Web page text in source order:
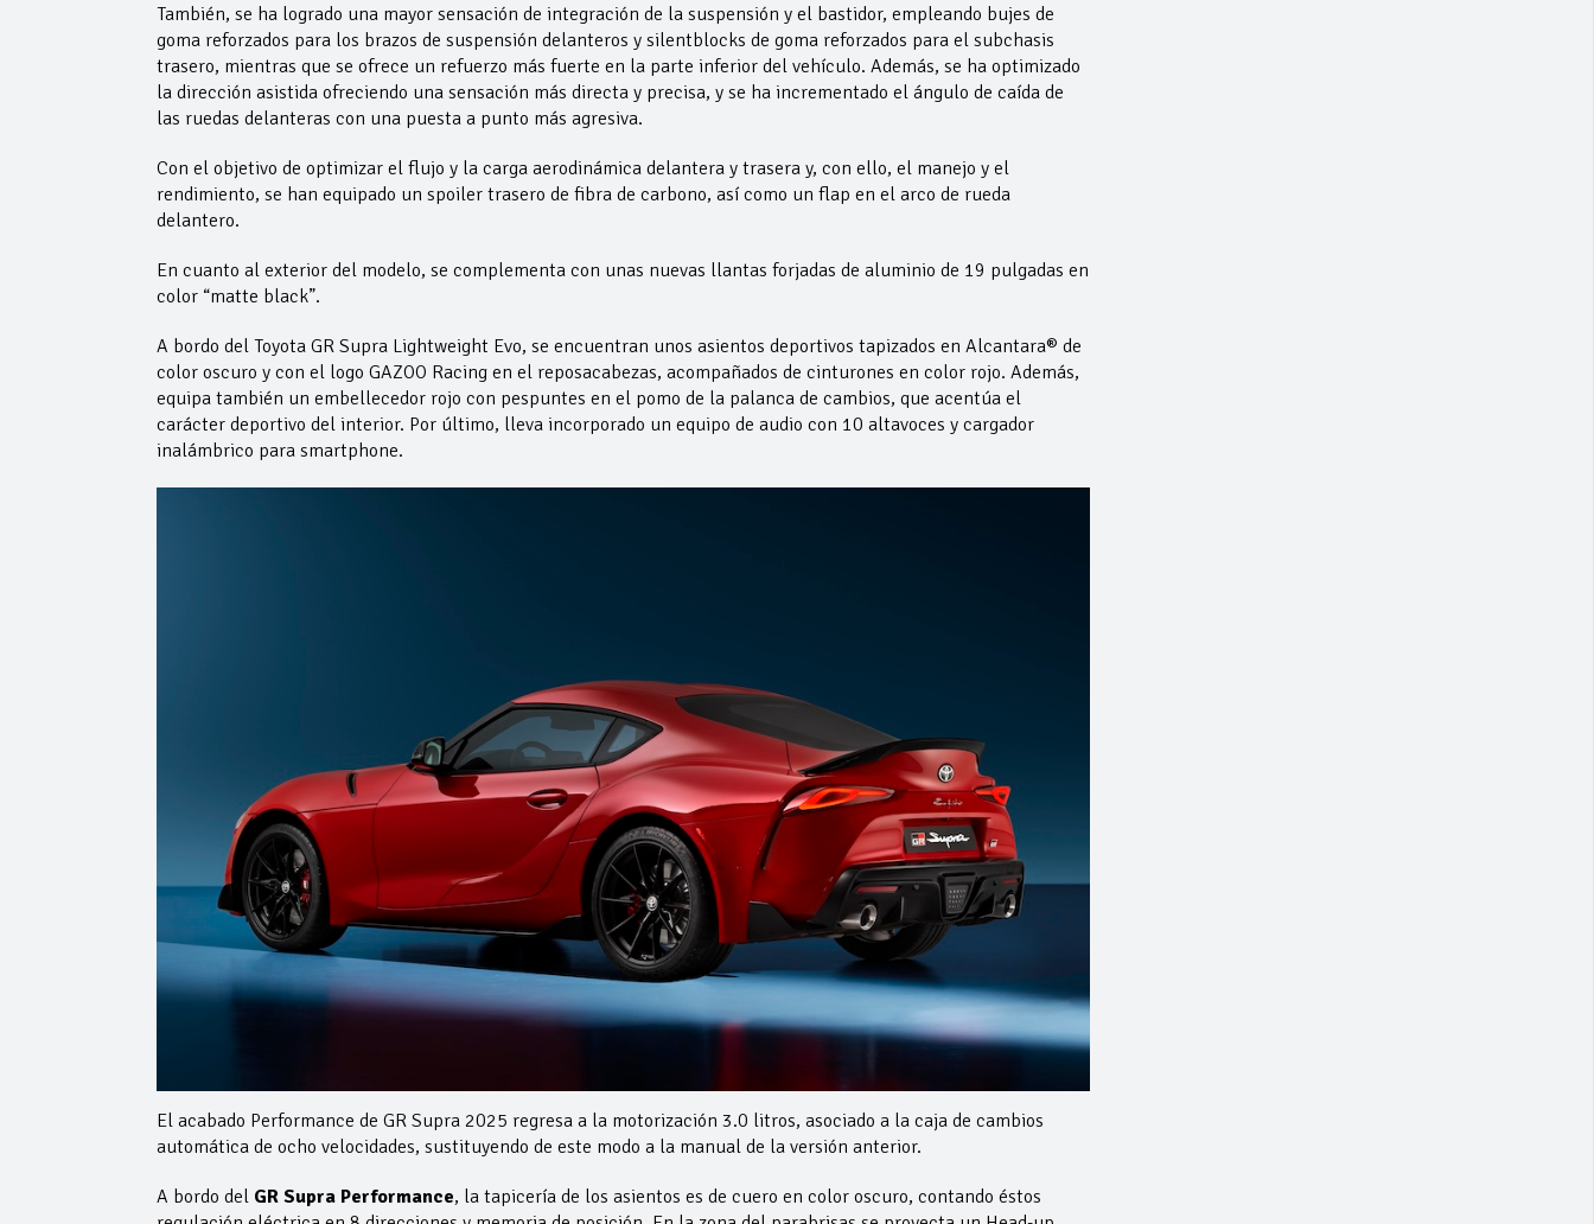
También, se ha logrado una mayor sensación de integración de la suspensión y el bastidor, empleando bujes de
goma reforzados para los brazos de suspensión delanteros y silentblocks de goma reforzados para el subchasis
trasero, mientras que se ofrece un refuerzo más fuerte en la parte inferior del vehículo. Además, se ha optimizado
la dirección asistida ofreciendo una sensación más directa y precisa, y se ha incrementado el ángulo de caída de
las ruedas delanteras con una puesta a punto más agresiva.
Con el objetivo de optimizar el flujo y la carga aerodinámica delantera y trasera y, con ello, el manejo y el
rendimiento, se han equipado un spoiler trasero de fibra de carbono, así como un flap en el arco de rueda
delantero.
En cuanto al exterior del modelo, se complementa con unas nuevas llantas forjadas de aluminio de 19 pulgadas en
color “matte black”.
A bordo del Toyota GR Supra Lightweight Evo, se encuentran unos asientos deportivos tapizados en Alcantara® de
color oscuro y con el logo GAZOO Racing en el reposacabezas, acompañados de cinturones en color rojo. Además,
equipa también un embellecedor rojo con pespuntes en el pomo de la palanca de cambios, que acentúa el
carácter deportivo del interior. Por último, lleva incorporado un equipo de audio con 10 altavoces y cargador
inalámbrico para smartphone.
El acabado Performance de GR Supra 2025 regresa a la motorización 3.0 litros, asociado a la caja de cambios
automática de ocho velocidades, sustituyendo de este modo a la manual de la versión anterior.
A bordo del GR Supra Performance, la tapicería de los asientos es de cuero en color oscuro, contando éstos